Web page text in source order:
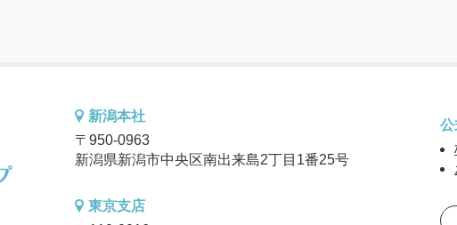
新潟本社
〒950-0963
新潟県新潟市中央区南出来島2丁目1番25号
東京支店
公